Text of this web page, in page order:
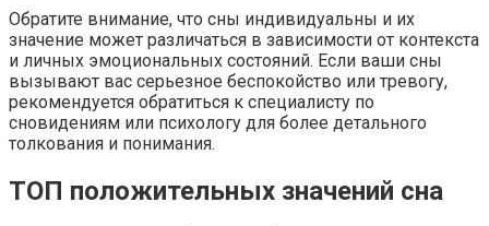
Обратите внимание, что сны индивидуальны и их
значение может различаться в зависимости от контекста
и личных эмоциональных состояний. Если ваши сны
вызывают вас серьезное беспокойство или тревогу,
рекомендуется обратиться к специалисту по
сновидениям или психологу для более детального
толкования и понимания.
ТОП положительных значений сна